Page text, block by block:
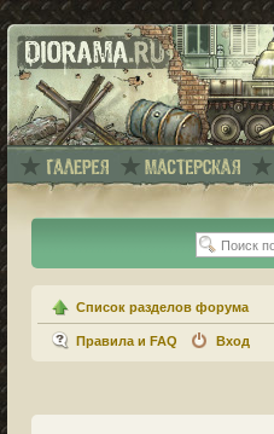
Список разделов форума
Правила и FAQ Вход